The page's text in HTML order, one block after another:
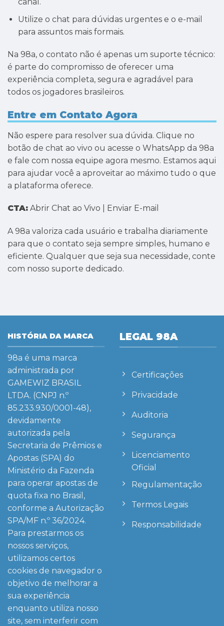
Utilize o chat para dúvidas urgentes e o e-mail
para assuntos mais formais.
Na 98a, o contato não é apenas um suporte técnico:
é parte do compromisso de oferecer uma
experiência completa, segura e agradável para
todos os jogadores brasileiros.
Entre em Contato Agora
Não espere para resolver sua dúvida. Clique no
botão de chat ao vivo ou acesse o WhatsApp da 98a
e fale com nossa equipe agora mesmo. Estamos aqui
para ajudar você a aproveitar ao máximo tudo o que
a plataforma oferece.
CTA: Abrir Chat ao Vivo | Enviar E-mail
A 98a valoriza cada usuário e trabalha diariamente
para que o contato seja sempre simples, humano e
eficiente. Qualquer que seja sua necessidade, conte
com nosso suporte dedicado.
HISTÓRIA DA MARCA
98a é uma marca
administrada por
GAMEWIZ BRASIL
LTDA. (CNPJ n.º
85.233.930/0001-48),
devidamente
autorizada pela
Secretaria de Prêmios e
Apostas (SPA) do
Ministério da Fazenda
para operar apostas de
quota fixa no Brasil,
conforme a Autorização
SPA/MF n.º 36/2024.
Para prestarmos os
nossos serviços,
utilizamos certos
cookies de navegador o
objetivo de melhorar a
sua experiência
enquanto utiliza nosso
site, sem interferir com
LEGAL 98A
Certificações
Privacidade
Auditoria
Segurança
Licenciamento
Oficial
Regulamentação
Termos Legais
Responsabilidade